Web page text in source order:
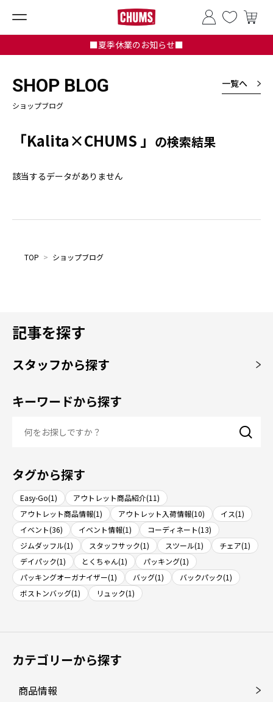
■夏季休業のお知らせ■
SHOP BLOG
ショップブログ
一覧へ
「Kalita×CHUMS 」 の検索結果
該当するデータがありません
TOP > ショップブログ
記事を探す
スタッフから探す
キーワードから探す
タグから探す
Easy-Go(1)
アウトレット商品紹介(11)
アウトレット商品情報(1)
アウトレット入荷情報(10)
イス(1)
イベント(36)
イベント情報(1)
コーディネート(13)
ジムダッフル(1)
スタッフサック(1) スツール(1)
チェア(1)
デイパック(1)
とくちゃん(1)
パッキング(1)
パッキングオーガナイザー(1)
バッグ(1)
バックパック(1)
ボストンバッグ(1)
リュック(1)
カテゴリーから探す
商品情報